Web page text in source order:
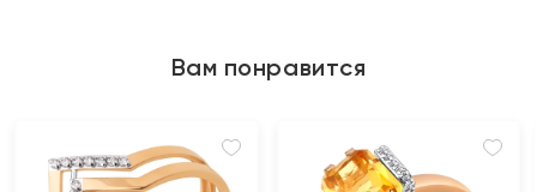
Вам понравится